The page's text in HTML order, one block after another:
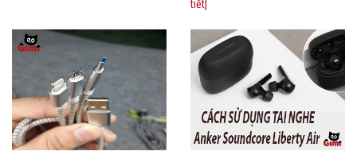
tiết]